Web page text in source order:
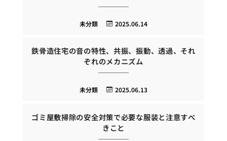
2025.06.14
未分類
鉄骨造住宅の音の特性、共振、振動、透過、それ
ぞれのメカニズム
2025.06.13
未分類
ゴミ屋敷掃除の安全対策で必要な服装と注意すべ
きこと